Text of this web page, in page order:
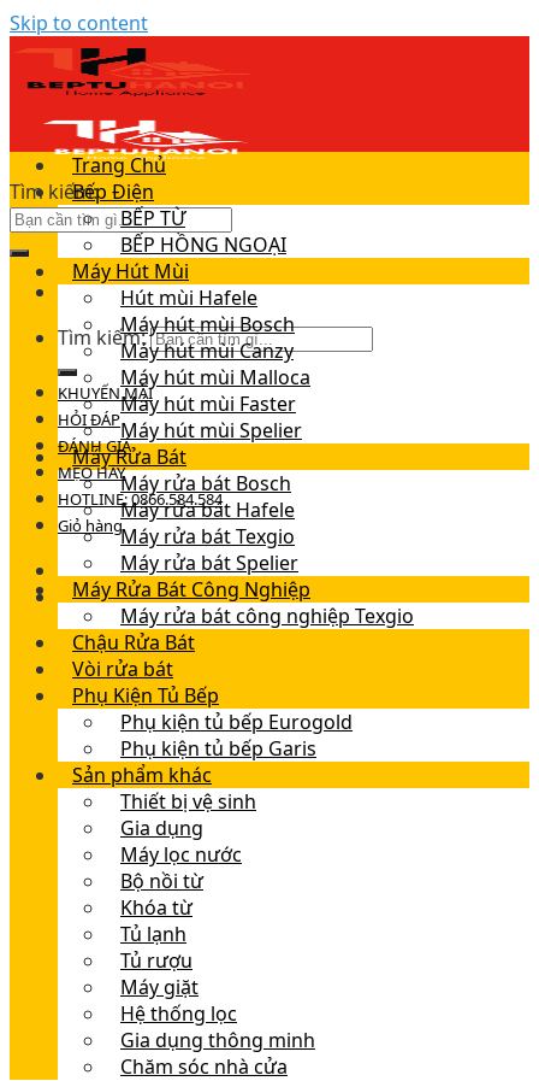
Skip to content
Tìm kiếm:
Tìm kiếm:
KHUYẾN MÃI
HỎI ĐÁP
ĐÁNH GIÁ
MẸO HAY
HOTLINE: 0866.584.584
Giỏ hàng
Trang Chủ
Bếp Điện
BẾP TỪ
BẾP HỒNG NGOẠI
Máy Hút Mùi
Hút mùi Hafele
Máy hút mùi Bosch
Máy hút mùi Canzy
Máy hút mùi Malloca
Máy hút mùi Faster
Máy hút mùi Spelier
Máy Rửa Bát
Máy rửa bát Bosch
Máy rửa bát Hafele
Máy rửa bát Texgio
Máy rửa bát Spelier
Máy Rửa Bát Công Nghiệp
Máy rửa bát công nghiệp Texgio
Chậu Rửa Bát
Vòi rửa bát
Phụ Kiện Tủ Bếp
Phụ kiện tủ bếp Eurogold
Phụ kiện tủ bếp Garis
Sản phẩm khác
Thiết bị vệ sinh
Gia dụng
Máy lọc nước
Bộ nồi từ
Khóa từ
Tủ lạnh
Tủ rượu
Máy giặt
Hệ thống lọc
Gia dụng thông minh
Chăm sóc nhà cửa